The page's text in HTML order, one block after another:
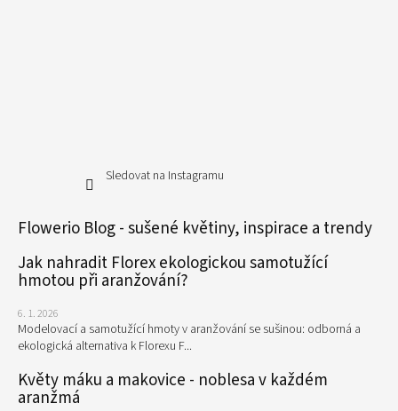
Sledovat na Instagramu
Flowerio Blog - sušené květiny, inspirace a trendy
Jak nahradit Florex ekologickou samotužící
hmotou při aranžování?
6. 1. 2026
Modelovací a samotužící hmoty v aranžování se sušinou: odborná a
ekologická alternativa k Florexu F...
Květy máku a makovice - noblesa v každém
aranžmá